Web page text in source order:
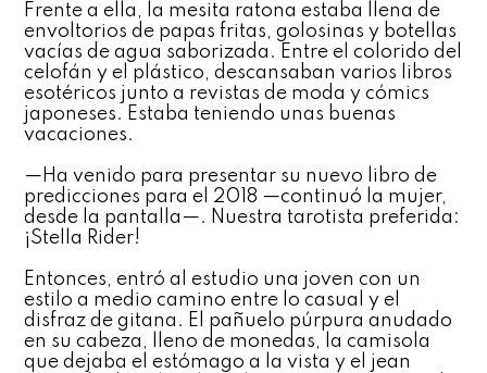
Frente a ella, la mesita ratona estaba llena de
envoltorios de papas fritas, golosinas y botellas
vacías de agua saborizada. Entre el colorido del
celofán y el plástico, descansaban varios libros
esotéricos junto a revistas de moda y cómics
japoneses. Estaba teniendo unas buenas
vacaciones.
—Ha venido para presentar su nuevo libro de
predicciones para el 2018 —continuó la mujer,
desde la pantalla—. Nuestra tarotista preferida:
¡Stella Rider!
Entonces, entró al estudio una joven con un
estilo a medio camino entre lo casual y el
disfraz de gitana. El pañuelo púrpura anudado
en su cabeza, lleno de monedas, la camisola
que dejaba el estómago a la vista y el jean